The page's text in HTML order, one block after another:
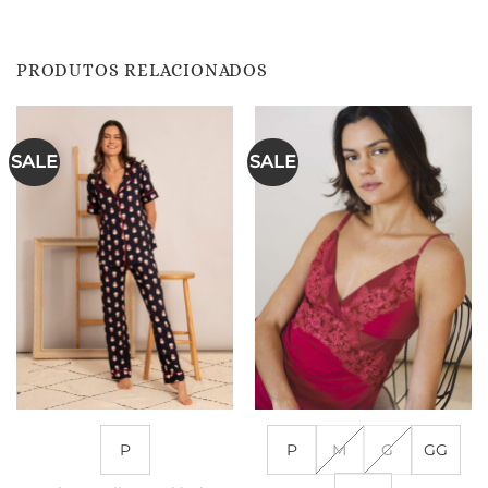
PRODUTOS RELACIONADOS
SALE
P
SALE
P M G GG